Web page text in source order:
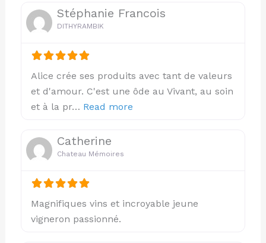
Stéphanie Francois
DITHYRAMBIK
Alice crée ses produits avec tant de valeurs
et d'amour. C'est une ôde au Vivant, au soin
et à la pr… Read moreabout this listing
Catherine
Chateau Mémoires
Magnifiques vins et incroyable jeune
vigneron passionné.